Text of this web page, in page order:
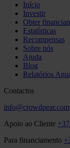
Início
Investir
Obter
Estatísticas
Recompensas
Sobre nós
Ajuda
Blog
Relatórios
Contactos
info@crowdpear.com
Apoio ao Cliente
Para financiamento